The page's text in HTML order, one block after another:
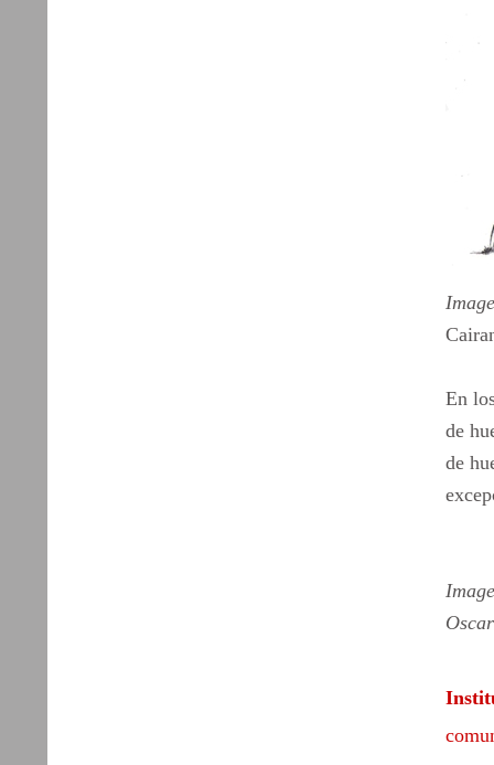
En
de
de